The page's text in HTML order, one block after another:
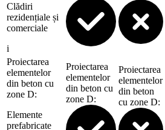
Clădiri
rezidențiale și
comerciale
i
Proiectarea
elementelor
din beton cu
zone D:
Elemente
prefabricate
Proiectarea
elementelor
din beton cu
zone D:
Proiectarea
elementelor
din beton
cu zone D: